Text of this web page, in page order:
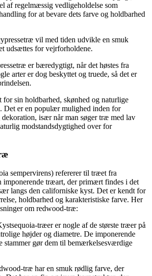
af regelmæssig vedligeholdelse som
for at bevare dets farve og holdbarhed
vil med tiden udvikle en smuk
udsættes for vejrforholdene.
er bæredygtigt, når det høstes fra
arter er dog beskyttet og truede, så det er
for sin holdbarhed, skønhed og naturlige
Det er en populær mulighed inden for
især når man søger træ med lav
modstandsdygtighed over for
sempervirens) refererer til træet fra
imponerende træart, der primært findes i det
langs den californiske kyst. Det er kendt for
holdbarhed og karakteristiske farve. Her
om redwood-træ:
træer er nogle af de største træer på
højder og diametre. De imponerende
stammer gør dem til bemærkelsesværdige
træ har en smuk rødlig farve, der